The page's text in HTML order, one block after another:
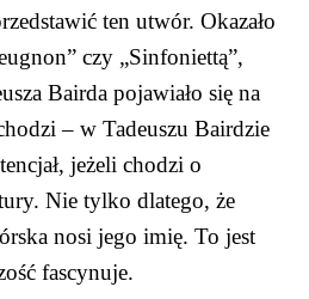
ten utwór. Okazało
czy „Sinfoniettą”,
Bairda pojawiało się na
– w Tadeuszu Bairdzie
jeżeli chodzi o
Nie tylko dlatego, że
nosi jego imię. To jest
fascynuje.